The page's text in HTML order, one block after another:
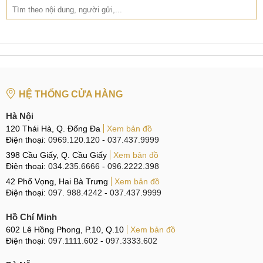
iPhone 17 Pro Max có 3 phiên bản dung lượng: 256GB,
512GB và 1TB
Với ba tùy chọn dung lượng lưu trữ (256GB, 512GB và
1TB) người dùng có thể lựa chọn tùy chọn phù hợp nhất với
bản 2TB như bản Pro Max, nhưng với bản 1TB cũng đủ cho
người dùng thoải mái lưu trữ mà không lo hết dung lượng.
So sánh iPhone 17 Pro
Sau đây là phần so sánh iPhone 17 Pro với bản tiền nhiệm
và chiếc iPhone Air mới ra mắt của nhà Táo.
iPhone 17 Pro vs iPhone 16 Pro
có phần hợp kim nhôm bao từ khung viền sang cả mặt lưng
chỉ có một khoảng đặt hệ thống sạc không dây sử dụng
HỆ THỐNG CỬA HÀNG
Hà Nội
120 Thái Hà, Q. Đống Đa
Xem bản đồ
Điện thoại: 0969.120.120 - 037.437.9999
398 Cầu Giấy, Q. Cầu Giấy
Xem bản đồ
Điện thoại: 034.235.6666 - 096.2222.398
42 Phố Vọng, Hai Bà Trưng
Xem bản đồ
Điện thoại: 097. 988.4242 - 037.437.9999
Hồ Chí Minh
602 Lê Hồng Phong, P.10, Q.10
Xem bản đồ
Điện thoại: 097.1111.602 - 097.3333.602